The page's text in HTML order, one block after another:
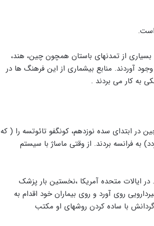
است.
از تمدنهای باستان همچون چین، هند،
آوردند. منابع بیشماری از این فرهنگ ها در
به کار می بردند .
در ابتدای سده نوزدهم، کونگفو تائوتسه را ( که
از میلادبرمی گردد) به فرانسه بردند. از وقتی ماساژ با سیستم
ایالات متحده آمریکا ،نخستین بار پزشک
روی آورد و روی بیماران خود اقدام به
با ساده کردن روشهای او مکتب